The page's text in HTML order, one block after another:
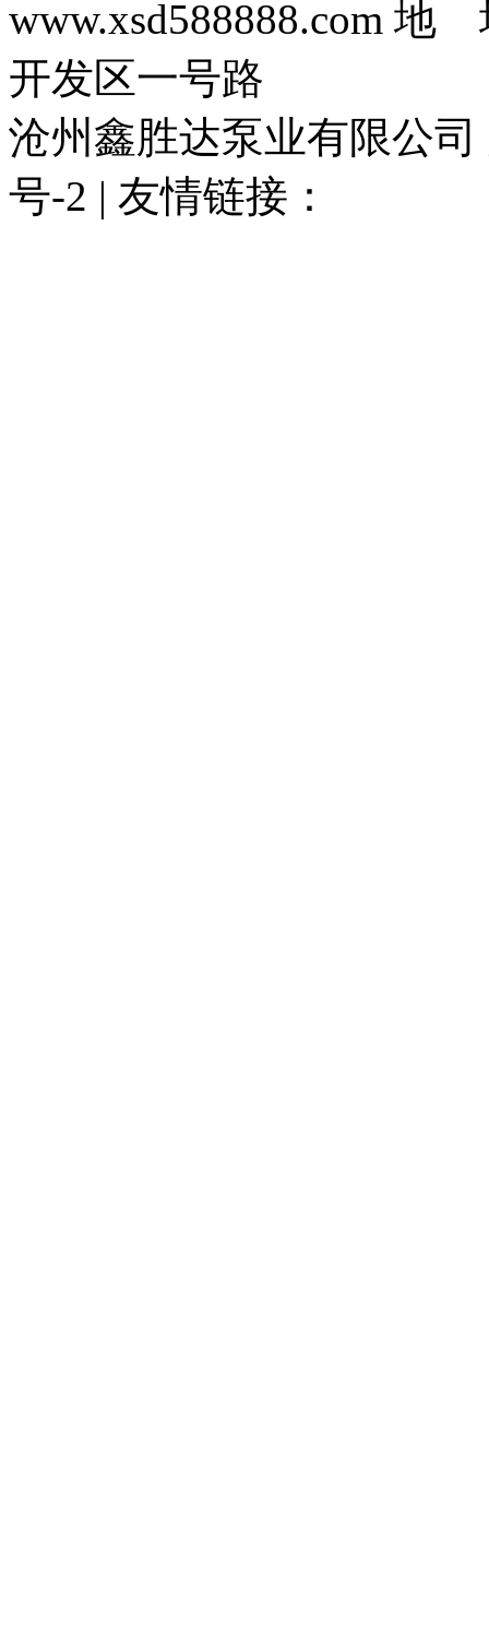
www.xsd588888.com 地
开发区一号路
沧州鑫胜达泵业有限公司
号-2 | 友情链接：